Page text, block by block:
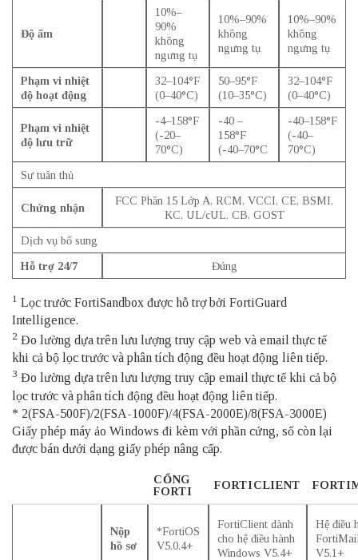
Độ ẩm
10%–
90%
không
ngưng tụ
10%–90%
không
ngưng tụ
10%–90%
không
ngưng tụ
Phạm vi nhiệt
độ hoạt động
32–104°F
(0–40°C)
50–95°F
(10–35°C)
32–104°F
(0–40°C)
Phạm vi nhiệt
độ lưu trữ
-4–158°F
(-20–
70°C)
-40 –
158°F
(-40–70°C
-40–158°F
(-40–
70°C)
Sự tuân thủ
Chứng nhận
FCC Phần 15 Lớp A, RCM, VCCI, CE, BSMI,
KC, UL/cUL, CB, GOST
Dịch vụ bổ sung
Hỗ trợ 24/7
Đúng
1 Lọc trước FortiSandbox được hỗ trợ bởi FortiGuard
Intelligence.
2 Đo lường dựa trên lưu lượng truy cập web và email thực tế
khi cả bộ lọc trước và phân tích động đều hoạt động liên tiếp.
3 Đo lường dựa trên lưu lượng truy cập email thực tế khi cả bộ
lọc trước và phân tích động đều hoạt động liên tiếp.
* 2(FSA-500F)/2(FSA-1000F)/4(FSA-2000E)/8(FSA-3000E)
Giấy phép máy ảo Windows đi kèm với phần cứng, số còn lại
được bán dưới dạng giấy phép nâng cấp.
CỔNG
FORTI
FORTICLIENT
Nộp
hồ sơ
*FortiOS
V5.0.4+
FortiClient dành
cho hệ điều hành
Windows V5.4+
Hệ điều
V5.1+